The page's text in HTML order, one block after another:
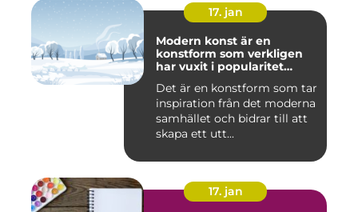
17. jan
Modern konst är en
konstform som verkligen
har vuxit i popularitet
decennierna
Det är en konstform som tar
inspiration från det moderna
samhället och bidrar till att
skapa ett utt...
17. jan